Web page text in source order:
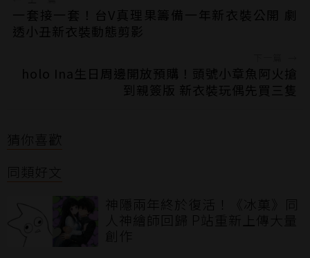
一套接一套！台V真理果籌備一年新衣裝公開 劇
透小丑新衣裝動態剪影
holo Ina生日周邊開放預購！頭號小章魚阿火搶
到親簽版 新衣裝玩偶先買三隻
猜你喜歡
同類好文
神隱兩年終於復活！《冰菓》同
人神繪師回歸 P站重新上傳大量
創作